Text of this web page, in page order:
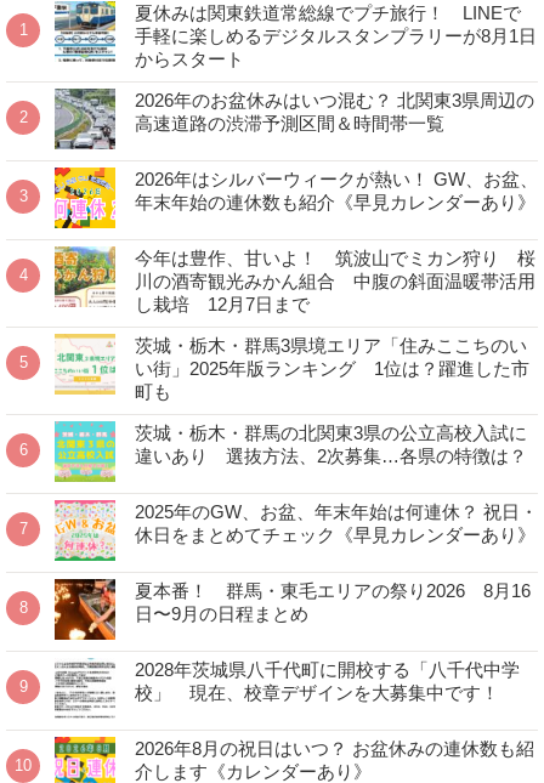
夏休みは関東鉄道常総線でプチ旅行！ LINEで
手軽に楽しめるデジタルスタンプラリーが8月1日
からスタート
2026年のお盆休みはいつ混む？ 北関東3県周辺の
高速道路の渋滞予測区間＆時間帯一覧
2026年はシルバーウィークが熱い！ GW、お盆、
年末年始の連休数も紹介《早見カレンダーあり》
今年は豊作、甘いよ！ 筑波山でミカン狩り 桜
川の酒寄観光みかん組合 中腹の斜面温暖帯活用
し栽培 12月7日まで
茨城・栃木・群馬3県境エリア「住みここちのい
い街」2025年版ランキング 1位は？躍進した市
町も
茨城・栃木・群馬の北関東3県の公立高校入試に
違いあり 選抜方法、2次募集…各県の特徴は？
2025年のGW、お盆、年末年始は何連休？ 祝日・
休日をまとめてチェック《早見カレンダーあり》
夏本番！ 群馬・東毛エリアの祭り2026 8月16
日〜9月の日程まとめ
2028年茨城県八千代町に開校する「八千代中学
校」 現在、校章デザインを大募集中です！
2026年8月の祝日はいつ？ お盆休みの連休数も紹
介します《カレンダーあり》